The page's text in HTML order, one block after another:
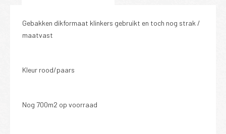
Gebakken dikformaat klinkers gebruikt en toch nog strak /
maatvast
Kleur rood/paars
Nog 700m2 op voorraad